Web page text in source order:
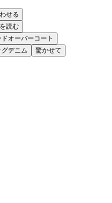
せる
読む
オーバーコート
デニム 驚かせて